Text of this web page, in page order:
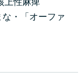
な・「オーファ